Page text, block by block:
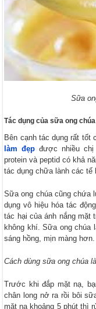
Sữa
Tác dụng của sữa ong
Bên cạnh tác dụng rất tốt
làm đẹp được nhiều
protein và peptid có khả
tác dụng chữa lành các tế
Sữa ong chúa cũng chứa
dụng vô hiệu hóa tác
tác hại của ánh nắng mặt
không khí. Sữa ong chúa
sáng hồng, mịn màng hơn.
Cách dùng sữa ong chúa
Trước khi đắp mặt nạ,
chân long nở ra rồi bôi
mặt nạ khoảng 5 phút thì